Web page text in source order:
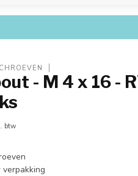
- M 4 x 16 -
btw
verpakking